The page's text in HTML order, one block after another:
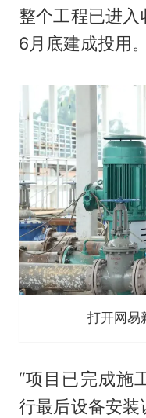
整个工程已进
6月底建成投用。
打开网易
“项目已完成施
行最后设备安